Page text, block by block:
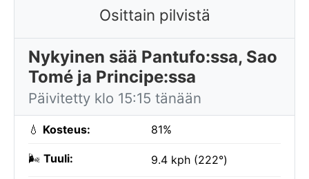
Osittain pilvistä
Nykyinen sää Pantufo:ssa, Sao
Tomé ja Principe:ssa
Päivitetty klo 15:15 tänään
💧 Kosteus: 81%
🌬️ Tuuli: 9.4 kph (222°)